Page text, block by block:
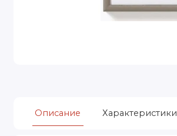
Описание Характеристики